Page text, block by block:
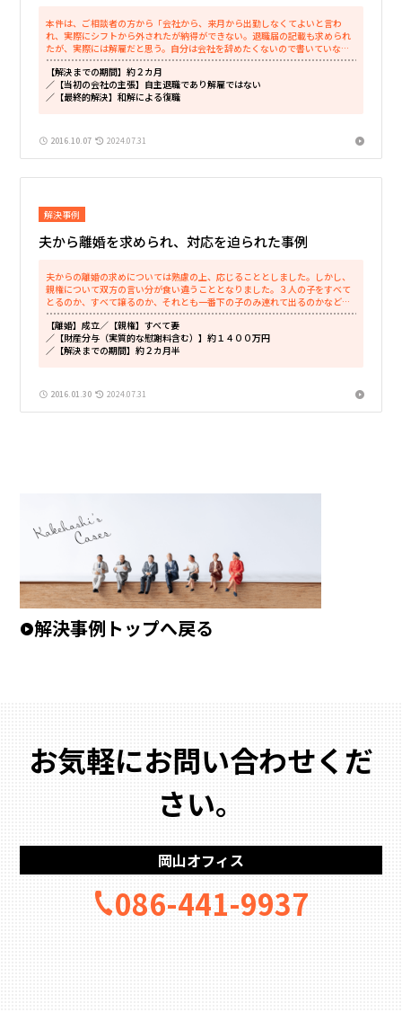
本件は、ご相談者の方から「会社から、来月から出勤しなくてよいと言わ
れ、実際にシフトから外されたが納得ができない。退職届の記載も求められ
たが、実際には解雇だと思う。自分は会社を辞めたくないので書いていない
が、シフトからは外されてしまった。何と...
【解決までの期間】約２カ月
／【当初の会社の主張】自主退職であり解雇ではない
／【最終的解決】和解による復職
2016.10.07 2024.07.31
解決事例
夫から離婚を求められ、対応を迫られた事例
夫からの離婚の求めについては熟慮の上、応じることとしました。しかし、
親権について双方の言い分が食い違うこととなりました。３人の子をすべて
とるのか、すべて譲るのか、それとも一番下の子のみ連れて出るのかなど慎
重に検討したが、最終的にはこちらが３...
【離婚】成立／【親権】すべて妻
／【財産分与（実質的な慰謝料含む）】約１４００万円
／【解決までの期間】約２カ月半
2016.01.30 2024.07.31
解決事例トップへ戻る
お気軽にお問い合わせくだ
さい。
岡山オフィス
086-441-9937